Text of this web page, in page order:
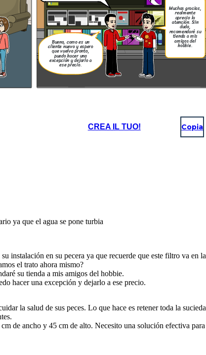
Bueno, como es un
cliente nuevo y espero
que vuelva pronto,
puedo hacer una
excepción y dejarlo a
ese precio.
Muchas gracias,
realmente
aprecio la
atención. Sin
duda,
recomendaré su
tienda a mis
amigos del
hobbie.
CREA IL TUO! Copia
ya que el agua se pone turbia
instalación en su pecera ya que recuerde que este filtro va en
el trato ahora mismo?
su tienda a mis amigos del hobbie.
hacer una excepción y dejarlo a ese precio.
la salud de sus peces. Lo que hace es retener toda la
de ancho y 45 cm de alto. Necesito una solución efectiva